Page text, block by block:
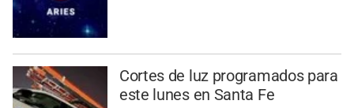
Cortes de luz programados para
este lunes en Santa Fe